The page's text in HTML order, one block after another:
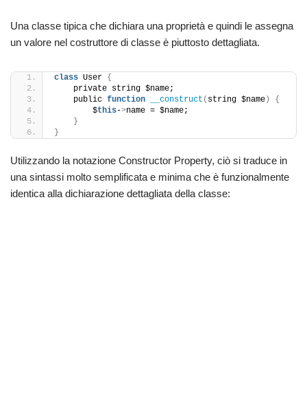
Una classe tipica che dichiara una proprietà e quindi le assegna
un valore nel costruttore di classe è piuttosto dettagliata.
class User {
    private string $name;
    public
function __construct ( string $name )
{
        $
this->name = $name;
}
}
Utilizzando la notazione Constructor Property, ciò si traduce in
una sintassi molto semplificata e minima che è funzionalmente
identica alla dichiarazione dettagliata della classe: